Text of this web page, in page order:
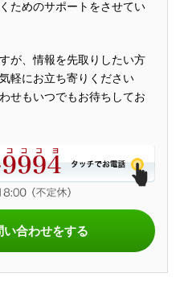
ためのサポートをさせてい
が、情報を先取りしたい方
軽にお立ち寄りください
せもいつでもお待ちしてお
合わせをする